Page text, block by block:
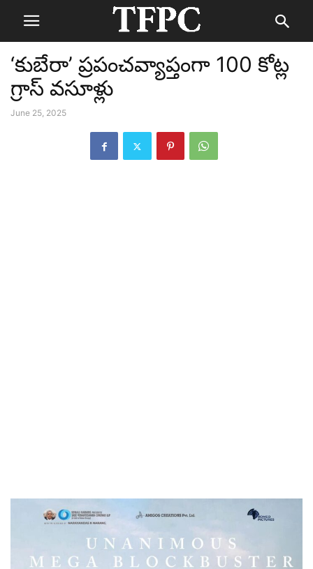
‘కుబేరా’ ప్రపంచవ్యాప్తంగా 100 కోట్ల
గ్రాస్ వసూళ్లు
June 25, 2025